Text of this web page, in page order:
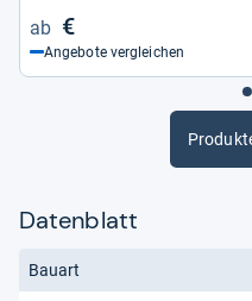
€
Angebote vergleichen
Datenblatt
Bauart